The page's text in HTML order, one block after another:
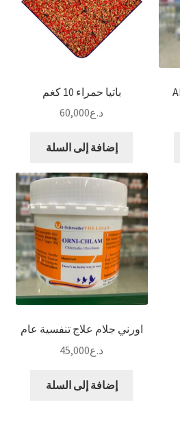
باتيا حمراء 10 كغم
د.ع60,000
إضافة إلى السلة
اورني جلام علاج تنفسية عام
د.ع45,000
إضافة إلى السلة